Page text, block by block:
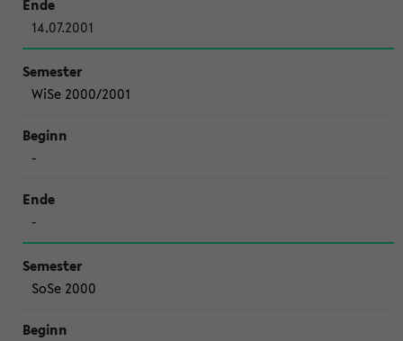
14.07.2001
WiSe 2000/2001
-
-
SoSe 2000